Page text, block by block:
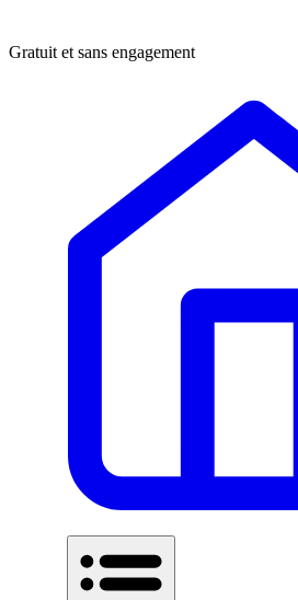
Gratuit et sans engagement